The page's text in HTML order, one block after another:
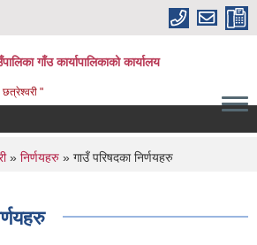
गाँउ कार्यापालिकाको कार्यालय
"
» निर्णयहरु » गाउँ परिषदका निर्णयहरु